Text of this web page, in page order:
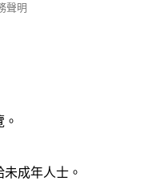
聲明
成年人士。